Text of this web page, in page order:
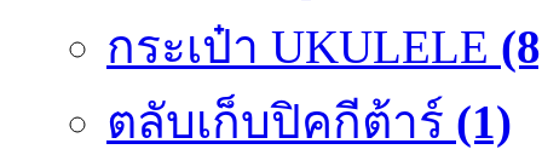
กระเป๋า UKULELE
ตลับเก็บปิคกีต้าร์ (1)